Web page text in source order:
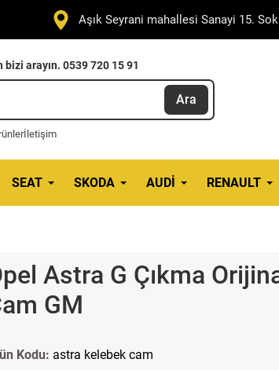
Aşık Seyrani mahallesi Sanayi 15.
arayın. 0539 720 15 91
Ara
İletişim
SEAT SKODA AUDI RENAULT
Astra G Çıkma
GM
Kodu: astra kelebek cam